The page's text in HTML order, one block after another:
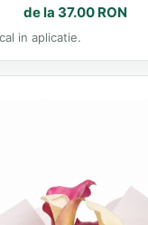
de la 37.00 RON
in aplicatie.